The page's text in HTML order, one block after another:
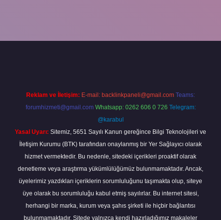
Reklam ve İletişim: E-mail: backlinkpaneli@gmail.com Teams:
forumhizmeti@gmail.com Whatsapp: 0262 606 0 726 Telegram:
@karabul
Yasal Uyarı: Sitemiz, 5651 Sayılı Kanun gereğince Bilgi Teknolojileri ve
İletişim Kurumu (BTK) tarafından onaylanmış bir Yer Sağlayıcı olarak
hizmet vermektedir. Bu nedenle, sitedeki içerikleri proaktif olarak
denetleme veya araştırma yükümlülüğümüz bulunmamaktadır. Ancak,
üyelerimiz yazdıkları içeriklerin sorumluluğunu taşımakta olup, siteye
üye olarak bu sorumluluğu kabul etmiş sayılırlar. Bu internet sitesi,
herhangi bir marka, kurum veya şahıs şirketi ile hiçbir bağlantısı
bulunmamaktadır. Sitede yalnızca kendi hazırladığımız makaleler